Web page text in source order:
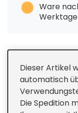
Ware
Dieser Artikel
automatisch
Die Spedition